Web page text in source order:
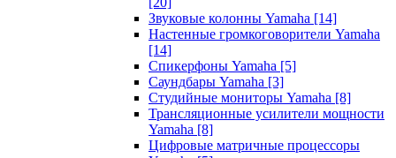
Звуковые колонны Yamaha [14]
Настенные громкоговорители Yamaha
[14]
Спикерфоны Yamaha [5]
Саундбары Yamaha [3]
Студийные мониторы Yamaha [8]
Трансляционные усилители мощности
Yamaha [8]
Цифровые матричные процессоры